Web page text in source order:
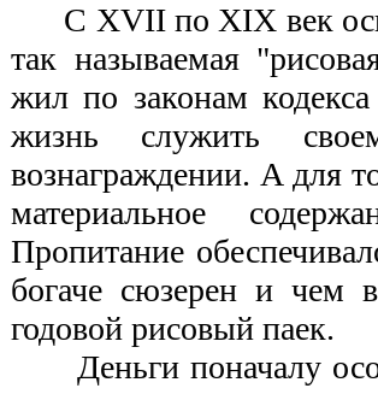
С XVII по XIX век
так называемая
жил по законам
жизнь служить
вознаграждении. А для
материальное
Пропитание
богаче сюзерен и чем
годовой рисовый паек.
Деньги поначалу